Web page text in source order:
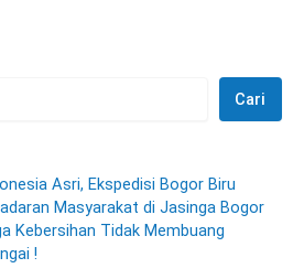
Cari
Asri, Ekspedisi Bogor Biru
Masyarakat di Jasinga Bogor
Kebersihan Tidak Membuang
!